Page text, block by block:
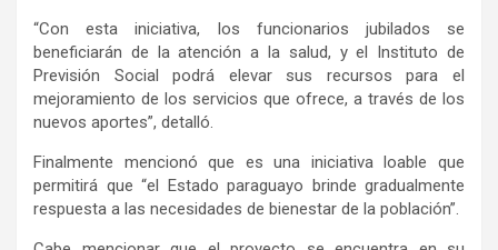
“Con esta iniciativa, los funcionarios jubilados se
beneficiarán de la atención a la salud, y el Instituto de
Previsión Social podrá elevar sus recursos para el
mejoramiento de los servicios que ofrece, a través de los
nuevos aportes”, detalló.
Finalmente mencionó que es una iniciativa loable que
permitirá que “el Estado paraguayo brinde gradualmente
respuesta a las necesidades de bienestar de la población”.